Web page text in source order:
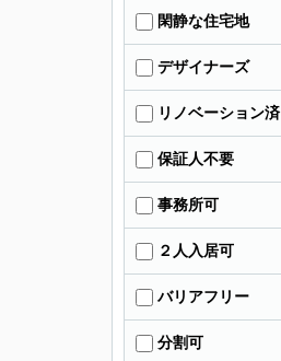
閑静な住宅地
デザイナーズ
リノベーション済
保証人不要
事務所可
２人入居可
バリアフリー
分割可